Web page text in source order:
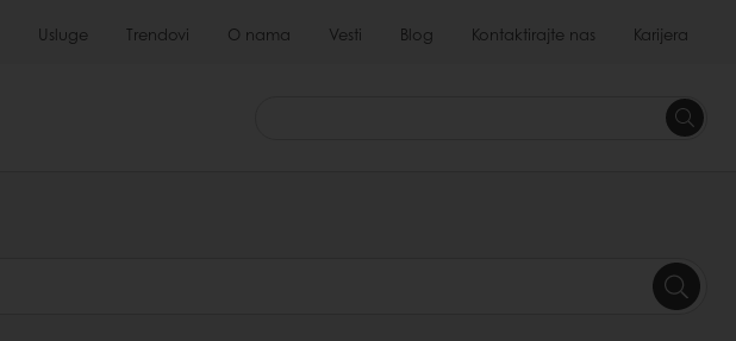
Usluge Trendovi O nama Vesti Blog Kontaktirajte nas Karijera